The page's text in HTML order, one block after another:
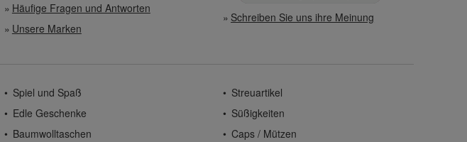
Häufige Fragen und Antworten
Unsere Marken
Schreiben Sie uns ihre Meinung
Spiel und Spaß
Streuartikel
Edle Geschenke
Süßigkeiten
Baumwolltaschen
Caps / Mützen